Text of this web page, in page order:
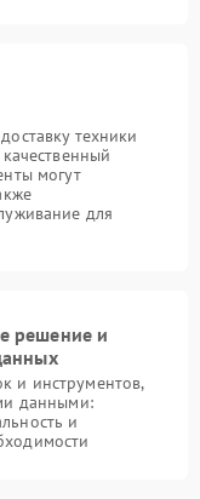
техники
могут
для
решение и
и инструментов,
данными:
и